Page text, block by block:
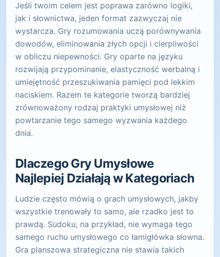
Jeśli twoim celem jest poprawa zarówno logiki,
jak i słownictwa, jeden format zazwyczaj nie
wystarcza. Gry rozumowania uczą porównywania
dowodów, eliminowania złych opcji i cierpliwości
w obliczu niepewności. Gry oparte na języku
rozwijają przypominanie, elastyczność werbalną i
umiejętność przeszukiwania pamięci pod lekkim
naciskiem. Razem te kategorie tworzą bardziej
zrównoważony rodzaj praktyki umysłowej niż
powtarzanie tego samego wyzwania każdego
dnia.
Dlaczego Gry Umysłowe
Najlepiej Działają w Kategoriach
Ludzie często mówią o grach umysłowych, jakby
wszystkie trenowały to samo, ale rzadko jest to
prawdą. Sudoku, na przykład, nie wymaga tego
samego ruchu umysłowego co łamigłówka słowna.
Gra planszowa strategiczna nie stawia takich